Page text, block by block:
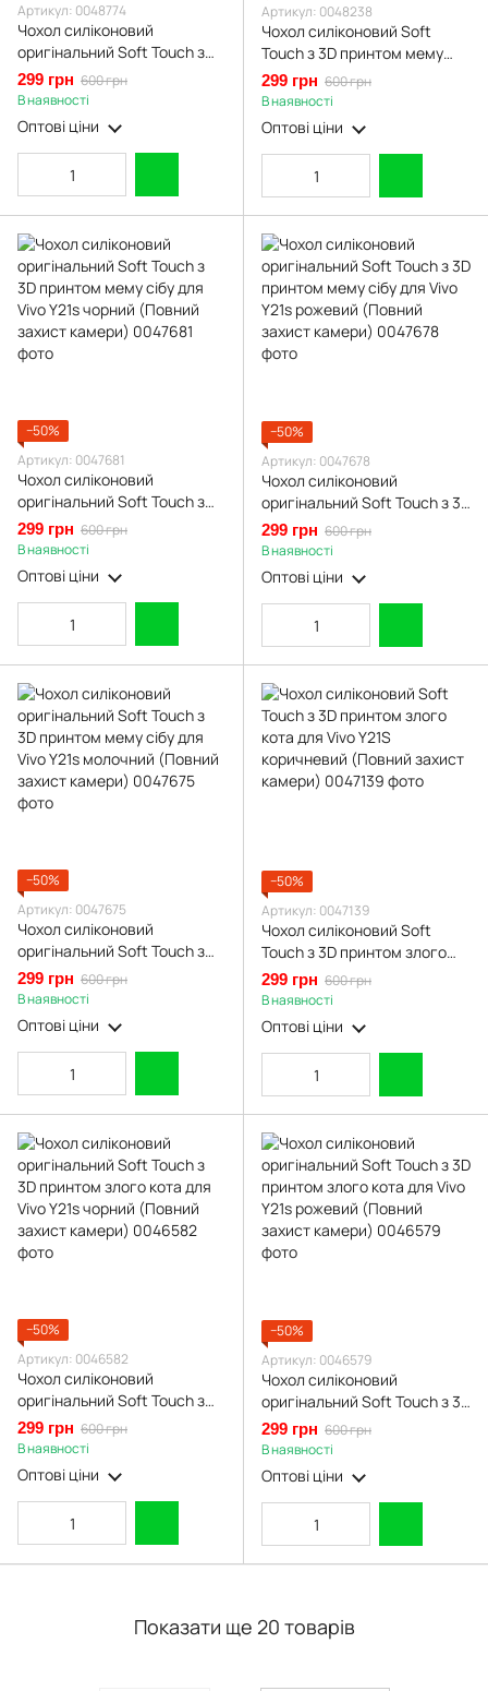
Артикул: 0048774
Чохол силіконовий
оригінальний Soft Touch з
3D принтом кумедний тед
ведмідик для Vivo Y21s
молочний (Повний захист
камери)
299 грн 600 грн
В наявності
Оптові ціни
Артикул: 0048238
Чохол силіконовий Soft
Touch з 3D принтом мему
сібу для Vivo Y21S
коричневий (Повний захист
камери)
299 грн 600 грн
В наявності
Оптові ціни
−50%
Артикул: 0047681
Чохол силіконовий
оригінальний Soft Touch з
3D принтом мему сібу для
Vivo Y21s чорний (Повний
захист камери)
299 грн 600 грн
В наявності
Оптові ціни
−50%
Артикул: 0047678
Чохол силіконовий
оригінальний Soft Touch з 3D
принтом мему сібу для Vivo
Y21s рожевий (Повний
захист камери)
299 грн 600 грн
В наявності
Оптові ціни
−50%
Артикул: 0047675
Чохол силіконовий
оригінальний Soft Touch з
3D принтом мему сібу для
Vivo Y21s молочний (Повний
захист камери)
299 грн 600 грн
В наявності
Оптові ціни
−50%
Артикул: 0047139
Чохол силіконовий Soft
Touch з 3D принтом злого
кота для Vivo Y21S
коричневий (Повний захист
камери)
299 грн 600 грн
В наявності
Оптові ціни
−50%
Артикул: 0046582
Чохол силіконовий
оригінальний Soft Touch з
3D принтом злого кота для
Vivo Y21s чорний (Повний
захист камери)
299 грн 600 грн
В наявності
Оптові ціни
−50%
Артикул: 0046579
Чохол силіконовий
оригінальний Soft Touch з 3D
принтом злого кота для Vivo
Y21s рожевий (Повний
захист камери)
299 грн 600 грн
В наявності
Оптові ціни
Показати ще 20 товарів